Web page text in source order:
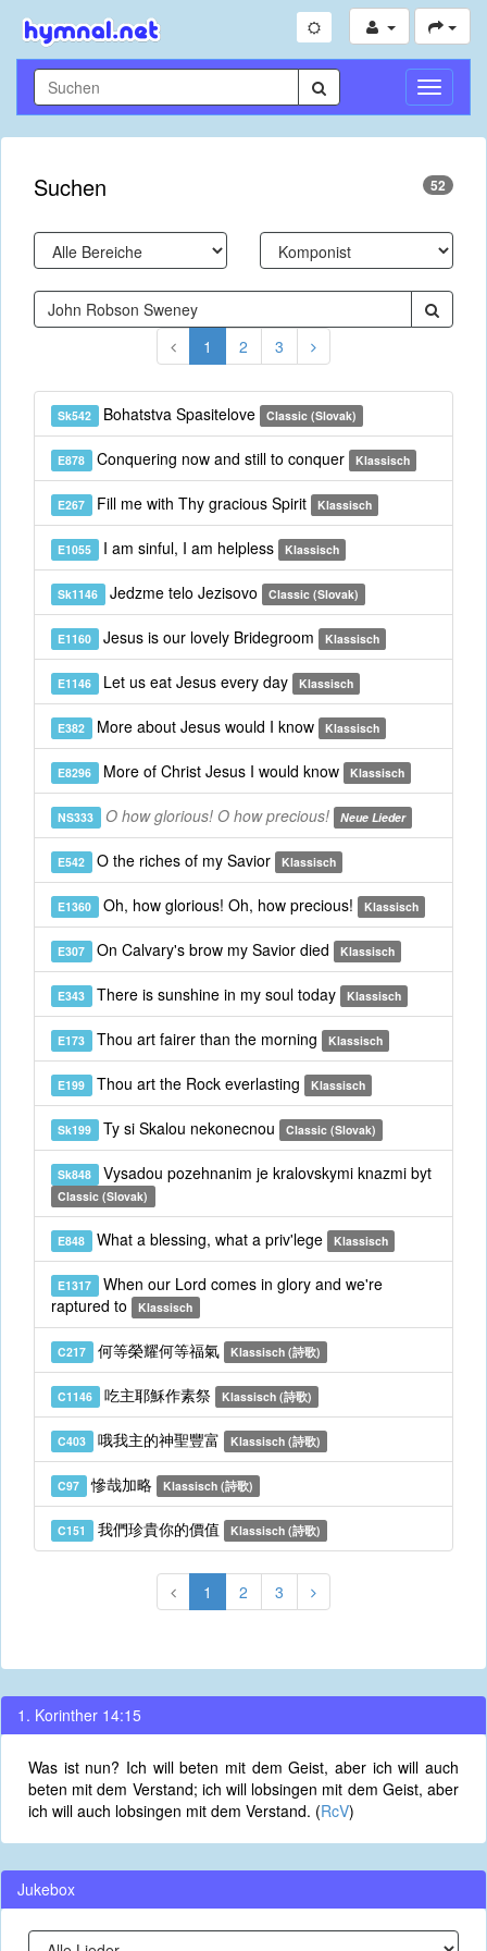
Suchen 52
1 2 3
Sk542 Bohatstva Spasitelove Classic (Slovak)
E878 Conquering now and still to conquer Klassisch
E267 Fill me with Thy gracious Spirit Klassisch
E1055 I am sinful, I am helpless Klassisch
Sk1146 Jedzme telo Jezisovo Classic (Slovak)
E1160 Jesus is our lovely Bridegroom Klassisch
E1146 Let us eat Jesus every day Klassisch
E382 More about Jesus would I know Klassisch
E8296 More of Christ Jesus I would know Klassisch
NS333 O how glorious! O how precious! Neue Lieder
E542 O the riches of my Savior Klassisch
E1360 Oh, how glorious! Oh, how precious! Klassisch
E307 On Calvary's brow my Savior died Klassisch
E343 There is sunshine in my soul today Klassisch
E173 Thou art fairer than the morning Klassisch
E199 Thou art the Rock everlasting Klassisch
Sk199 Ty si Skalou nekonecnou Classic (Slovak)
Sk848 Vysadou pozehnanim je kralovskymi knazmi byt
Classic (Slovak)
E848 What a blessing, what a priv'lege Klassisch
E1317 When our Lord comes in glory and we're
raptured to
Klassisch
C217 何等榮耀何等福氣 Klassisch (詩歌)
C1146 吃主耶穌作素祭 Klassisch (詩歌)
C403 哦我主的神聖豐富 Klassisch (詩歌)
C97 慘哉加略 Klassisch (詩歌)
C151 我們珍貴你的價值 Klassisch (詩歌)
1 2 3
1. Korinther 14:15
Was ist nun? Ich will beten mit dem Geist, aber ich will auch
beten mit dem Verstand; ich will lobsingen mit dem Geist, aber
ich will auch lobsingen mit dem Verstand. (RcV)
Jukebox